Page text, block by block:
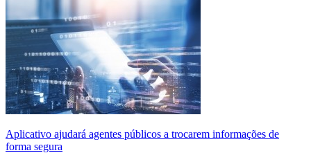
Aplicativo ajudará agentes públicos a trocarem informações de
forma segura